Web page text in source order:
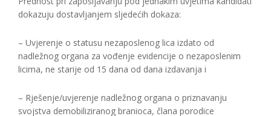
dokazuju dostavljanjem sljedećih dokaza:
– Uvjerenje o statusu nezaposlenog lica izdato od
nadležnog organa za vođenje evidencije o nezaposlenim
licima, ne starije od 15 dana od dana izdavanja i
– Rješenje/uvjerenje nadležnog organa o priznavanju
svojstva demobiliziranog branioca, člana porodice